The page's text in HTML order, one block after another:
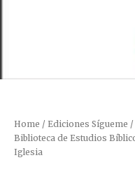
Home / Ediciones Sígueme /
Biblioteca de Estudios
Iglesia